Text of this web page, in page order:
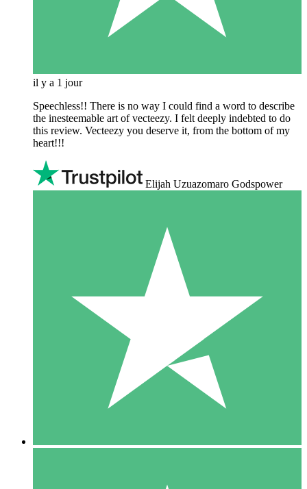
il y a 1 jour
Speechless!! There is no way I could find a word to describe
the inesteemable art of vecteezy. I felt deeply indebted to do
this review. Vecteezy you deserve it, from the bottom of my
heart!!!
Elijah Uzuazomaro Godspower